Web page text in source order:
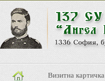
Визитна картичка